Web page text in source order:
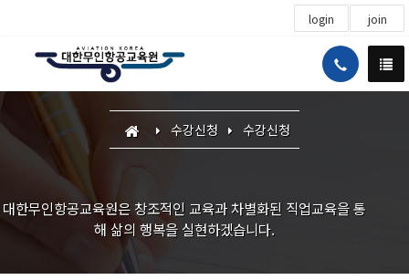
login join
수강신청 수강신청
대한무인항공교육원은 창조적인 교육과 차별화된 직업교육을 통
해 삶의 행복을 실현하겠습니다.